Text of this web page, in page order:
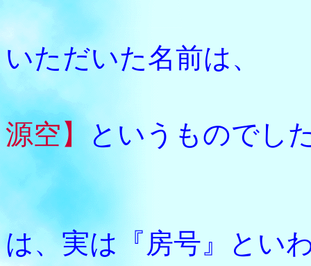
勢至丸
いただいた名前は、
正式
源空】
というものでし
【法然
は、実は『房号』とい